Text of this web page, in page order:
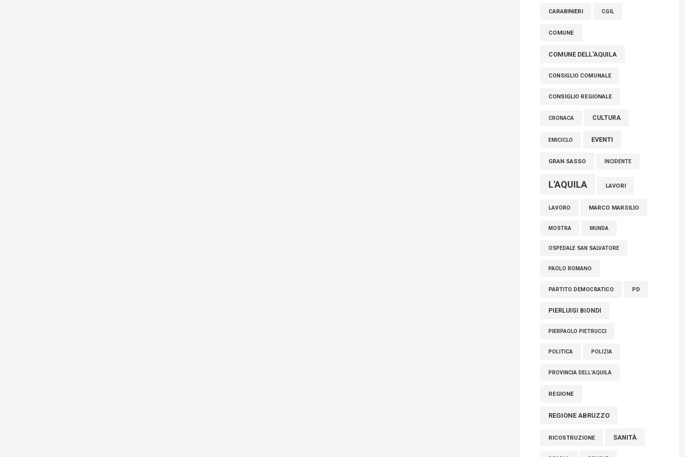
tra cui molti abruzzesi"
06 Agosto 2026
CARABINIERI CGIL
COMUNE
COMUNE DELL'AQUILA
CONSIGLIO COMUNALE
CONSIGLIO REGIONALE
CRONACA CULTURA
EMICICLO EVENTI
GRAN SASSO INCIDENTE
L'AQUILA LAVORI
LAVORO MARCO MARSILIO
MOSTRA MUNDA
OSPEDALE SAN SALVATORE
PAOLO ROMANO
PARTITO DEMOCRATICO PD
PIERLUIGI BIONDI
PIERPAOLO PIETRUCCI
POLITICA POLIZIA
PROVINCIA DELL'AQUILA
REGIONE
REGIONE ABRUZZO
RICOSTRUZIONE SANITÀ